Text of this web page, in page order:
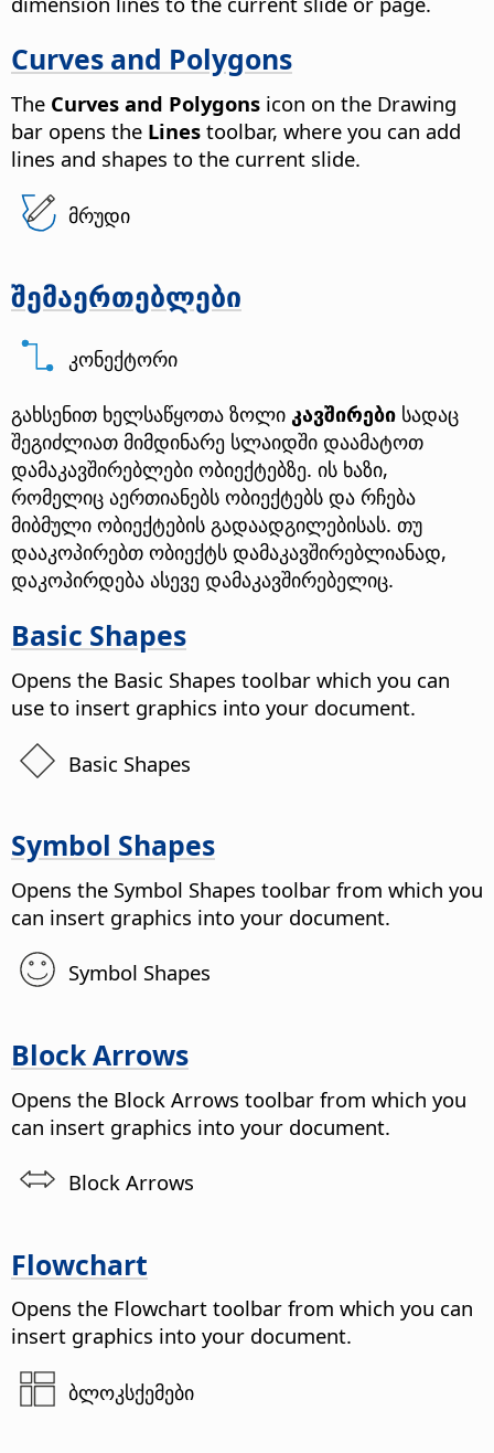
Curves and Polygons
The Curves and Polygons icon on the Drawing
bar opens the Lines toolbar, where you can add
lines and shapes to the current slide.
მრუდი
შემაერთებლები
კონექტორი
გახსენით ხელსაწყოთა ზოლი კავშირები სადაც
შეგიძლიათ მიმდინარე სლაიდში დაამატოთ
დამაკავშირებლები ობიექტებზე. ის ხაზი,
რომელიც აერთიანებს ობიექტებს და რჩება
მიბმული ობიექტების გადაადგილებისას. თუ
დააკოპირებთ ობიექტს დამაკავშირებლიანად,
დაკოპირდება ასევე დამაკავშირებელიც.
Basic Shapes
Opens the Basic Shapes toolbar which you can
use to insert graphics into your document.
Basic Shapes
Symbol Shapes
Opens the Symbol Shapes toolbar from which you
can insert graphics into your document.
Symbol Shapes
Block Arrows
Opens the Block Arrows toolbar from which you
can insert graphics into your document.
Block Arrows
Flowchart
Opens the Flowchart toolbar from which you can
insert graphics into your document.
ბლოკსქემები